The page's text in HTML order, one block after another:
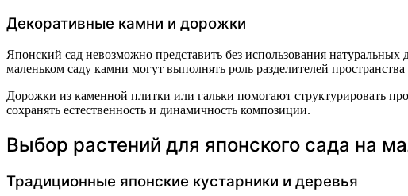
Декоративные камни и дорожки
Японский сад невозможно представить без использования
маленьком саду камни могут выполнять роль разделителей
Дорожки из каменной плитки или гальки помогают структурировать
сохранять естественность и динамичность композиции.
Выбор растений для японского сада на
Традиционные японские кустарники и деревья